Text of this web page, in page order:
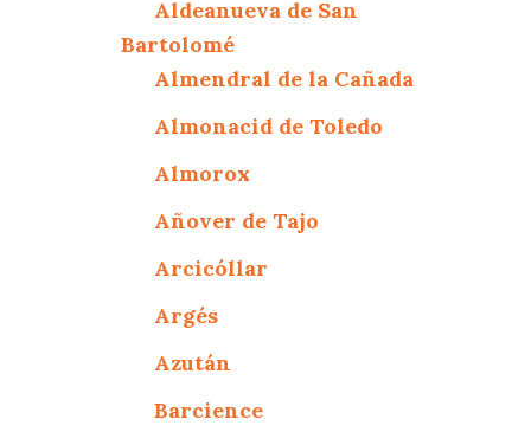
Aldeanueva de San
Bartolomé
Almendral de la Cañada
Almonacid de Toledo
Almorox
Añover de Tajo
Arcicóllar
Argés
Azután
Barcience